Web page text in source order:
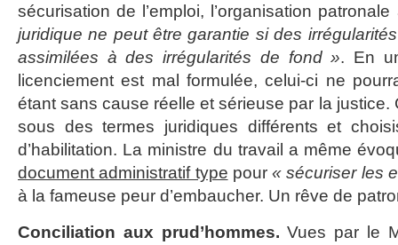
sécurisation de l’emploi, l’organisation
juridique ne peut être garantie si des
assimilées à des irrégularités de fond ». En
licenciement est mal formulée, celui-ci ne
étant sans cause réelle et sérieuse par la justice.
sous des termes juridiques différents et
d’habilitation. La ministre du travail a même
document administratif type pour« sécuriser les
à la fameuse peur d’embaucher. Un rêve de
Conciliation aux prud’hommes.Vues par le